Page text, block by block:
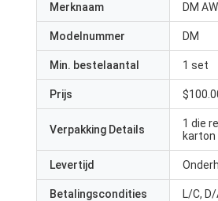
Merknaam DM
Modelnummer DM
Min. bestelaantal 1 set
Prijs
Verpakking Details
1 die
Levertijd
Betalingscondities L/C,